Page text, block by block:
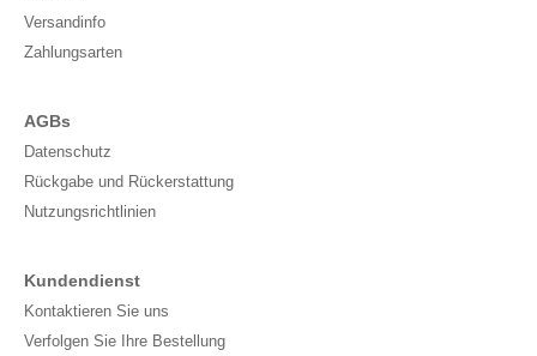
Versandinfo
Zahlungsarten
AGBs
Datenschutz
Rückgabe und Rückerstattung
Nutzungsrichtlinien
Kundendienst
Kontaktieren Sie uns
Verfolgen Sie Ihre Bestellung